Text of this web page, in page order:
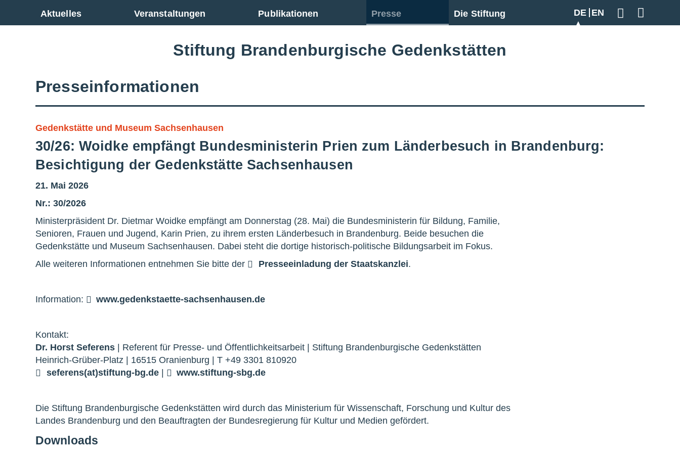
Aktuelles Veranstaltungen Publikationen Presse Die Stiftung DE EN
Zur Gesamtübersicht
Stiftung Brandenburgische Gedenkstätten
Presseinformationen
Gedenkstätte und Museum Sachsenhausen
30/26: Woidke empfängt Bundesministerin Prien zum Länderbesuch in Brandenburg:
Besichtigung der Gedenkstätte Sachsenhausen
21. Mai 2026
Nr.: 30/2026
Ministerpräsident Dr. Dietmar Woidke empfängt am Donnerstag (28. Mai) die Bundesministerin für Bildung, Familie,
Senioren, Frauen und Jugend, Karin Prien, zu ihrem ersten Länderbesuch in Brandenburg. Beide besuchen die
Gedenkstätte und Museum Sachsenhausen. Dabei steht die dortige historisch-politische Bildungsarbeit im Fokus.
Alle weiteren Informationen entnehmen Sie bitte der
Presseeinladung der Staatskanzlei.
Information: www.gedenkstaette-sachsenhausen.de
Kontakt:
Dr. Horst Seferens | Referent für Presse- und Öffentlichkeitsarbeit | Stiftung Brandenburgische Gedenkstätten
Heinrich-Grüber-Platz | 16515 Oranienburg | T +49 3301 810920
seferens(at)stiftung-bg.de
www.stiftung-sbg.de
Die Stiftung Brandenburgische Gedenkstätten wird durch das Ministerium für Wissenschaft, Forschung und Kultur des
Landes Brandenburg und den Beauftragten der Bundesregierung für Kultur und Medien gefördert.
Downloads